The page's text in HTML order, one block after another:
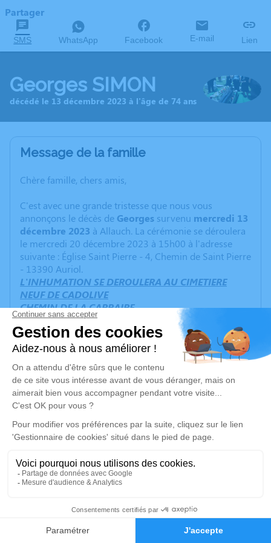
Faire-part Hommages
Partager
SMS WhatsApp Facebook E-mail Lien
Georges SIMON
décédé le 13 décembre 2023 à l'âge de 74 ans
Message de la famille
Chère famille, chers amis,
C'est avec une grande tristesse que nous vous
annonçons le décès de Georges survenu mercredi 13
décembre 2023 à Allauch. La cérémonie se déroulera
le mercredi 20 décembre 2023 à 15h00 à l'adresse
suivante : Église Saint Pierre - 4, Chemin de Saint Pierre
- 13390 Auriol.
L'INHUMATION SE DEROULERA AU CIMETIERE
NEUF DE CADOLIVE
CHEMIN DE LA CARRAIRE
GRANDE MONTEE EN FACE DU CENTRE MEDICAL
13950 CADOLIVE
Un service de plantation d’arbre hommage est
disponible ici.
Cérémonie religieuse
mercredi 20 décembre 2023 à 15h00
Église Saint Pierre d'Auriol
13390 Auriol